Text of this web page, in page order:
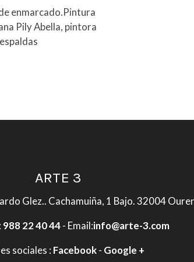
enmarcado.Pintura
Pily Abella, pintora
ARTE 3
Glez.. Cachamuiña, 1 Bajo. 32004
988 22 40 44- Email:info@arte-3.com
sociales : Facebook- Google +